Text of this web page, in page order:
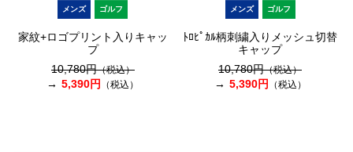
メンズ ゴルフ
家紋+ロゴプリント入りキャッ
プ
10,780円（税込）
5,390円 （税込）
メンズ ゴルフ
ﾄﾛﾋﾟｶﾙ柄刺繍入りメッシュ切替
キャップ
10,780円（税込）
5,390円 （税込）